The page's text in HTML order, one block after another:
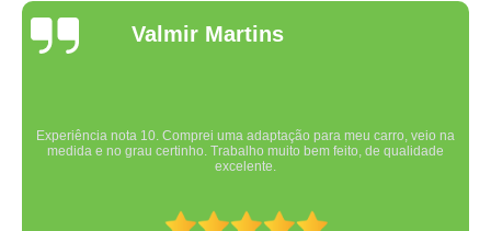
Valmir Martins
Experiência nota 10. Comprei uma adaptação para meu carro, veio na
medida e no grau certinho. Trabalho muito bem feito, de qualidade
excelente.